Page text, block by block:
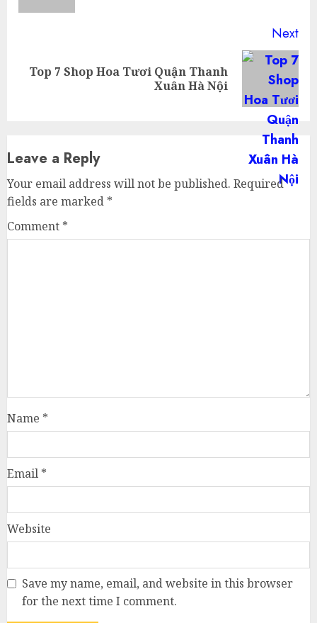
Next
Next
Top 7 Shop Hoa Tươi Quận Thanh
Xuân Hà Nội
Leave a Reply
Your email address will not be published. Required
fields are marked *
Comment *
Name *
Email *
Website
Save my name, email, and website in this browser
for the next time I comment.